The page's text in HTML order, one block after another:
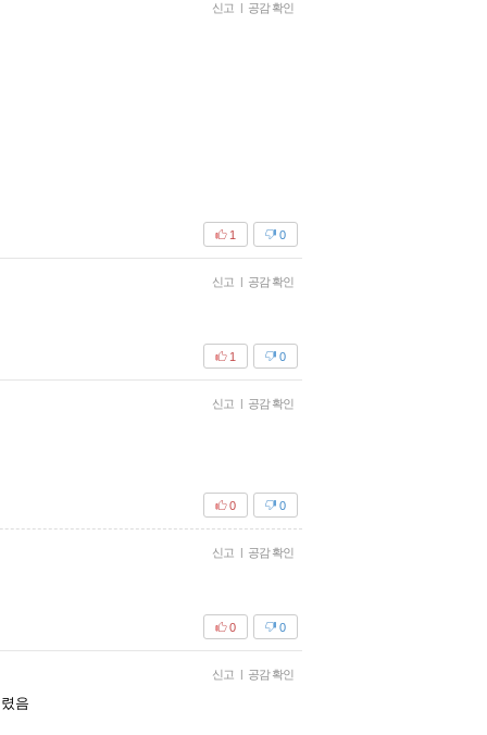
신고 | 공감 확인
0
1
신고 | 공감 확인
0
1
신고 | 공감 확인
0
0
신고 | 공감 확인
0
0
신고 | 공감 확인
음